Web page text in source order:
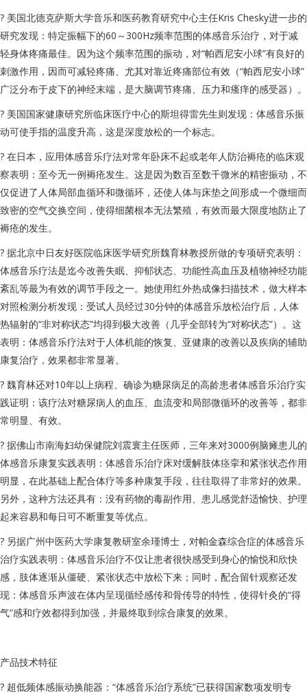
? 美国北德克萨斯大学音乐和医药教育研究中心主任Kris Chesky进一步的
研究发现：特定振幅下的60～300Hz频率范围的体感音乐治疗，对于减
轻身体疼痛最佳。因为这个频率范围的振动，对“帕西尼安小球”有良好的
刺激作用，因而可减轻疼痛、尤其对靠近疼痛部位有效（“帕西尼安小球”
广泛分布于皮下的神经末端，是大脑调节疼痛、压力和瘙痒的感受器）。
? 美国国家健康研究所临床医疗中心的斯坦得雷先生则发现：体感音乐振
动可使手指的温度升高，这是深度放松的一个标志。
? 在日本，应用体感音乐疗法对常年卧床不起或老年人防治褥疮的临床观
察表明：至今无一例褥疮发生。这是因为数百至数千微米的精密振动，不
仅促进了人体局部血循环和微循环，还使人体与床垫之间形成一个微细而
致密的空气交换空间，使得细菌根本无法繁殖，有效而最大限度地防止了
褥疮的发生。
? 据北京中日友好医院临床医学研究所魏育林教授所做的专项研究表明：
体感音乐疗法是迄今改善失眠、抑郁状态、功能性高血压及植物神经功能
紊乱等最为有效的调节手段之一。她使用红外热成像扫描技术，做大样本
对照检测分析发现：受试人员经过30分钟的体感音乐放松治疗后，人体
热辐射的“非对称状态”均得到极大改善（几乎全部转为“对称状态”）。这
表明：体感音乐疗法对于人体机能的恢复、亚健康的改善以及疾病的辅助
康复治疗，效果都非常显著。
? 魏育林还对10年以上病程、确诊为糖尿病足的高龄患者体感音乐治疗实
践证明：该疗法对糖尿病人的血压、血流变和局部微循环的改善等，都非
常明显、有效。
? 据佛山市南海妇幼保健院刘震寰主任医师，三年来对3000例脑瘫患儿的
体感音乐康复实践表明：体感音乐治疗床对缓解肢体痉挛和紧张状态作用
明显，在此基础上配合体疗等多种康复手段，往往取得了非常好的效果。
另外，这种方法还具有：没有药物的毒副作用、患儿感觉舒适愉快、护理
起来容易和每日可不断重复等优点。
? 另据广州中医药大学康复教研室余瑾博士，对帕金森综合症的体感音乐
治疗实践表明：体感音乐治疗不仅让患者很快感受到身心的愉悦和欣快
感，肢体逐渐从僵硬、紧张状态中放松下来；同时，配合留针观察还发
现：体感音乐声波在体内呈现循经感传和骨传导的特性，使得针灸的“得
气”感和疗效都得到加强，并最终取到综合康复的效果。
产品技术特征
? 超低频体感振动换能器：“体感音乐治疗系统”已获得国家数项发明专